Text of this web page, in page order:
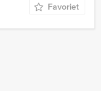
Favoriet